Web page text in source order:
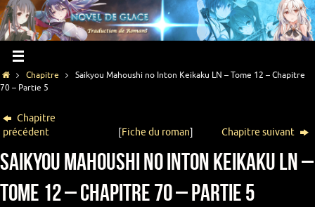
Chapitre
Saikyou Mahoushi no Inton Keikaku LN – Tome 12 – Chapitre
70 – Partie 5
Chapitre
précédent
[Fiche du roman] Chapitre suivant
Saikyou Mahoushi no Inton Keikaku LN –
Tome 12 – Chapitre 70 – Partie 5